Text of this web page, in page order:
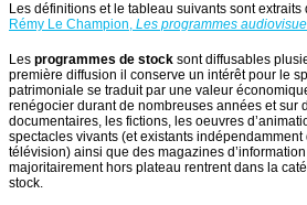
Les définitions et le tableau suivants sont extraits
Rémy Le Champion, Les programmes
Les programmes de stock sont diffusables
première diffusion il conserve un intérêt pour le
patrimoniale se traduit par une valeur
renégocier durant de nombreuses années et sur
documentaires, les fictions, les oeuvres
spectacles vivants (et existants
télévision) ainsi que des magazines
majoritairement hors plateau rentrent dans la
stock.